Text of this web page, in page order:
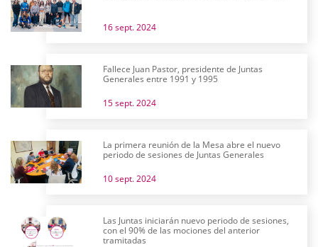
16 sept. 2024
Fallece Juan Pastor, presidente de Juntas
Generales entre 1991 y 1995
15 sept. 2024
La primera reunión de la Mesa abre el nuevo
periodo de sesiones de Juntas Generales
10 sept. 2024
Las Juntas iniciarán nuevo periodo de sesiones,
con el 90% de las mociones del anterior
tramitadas